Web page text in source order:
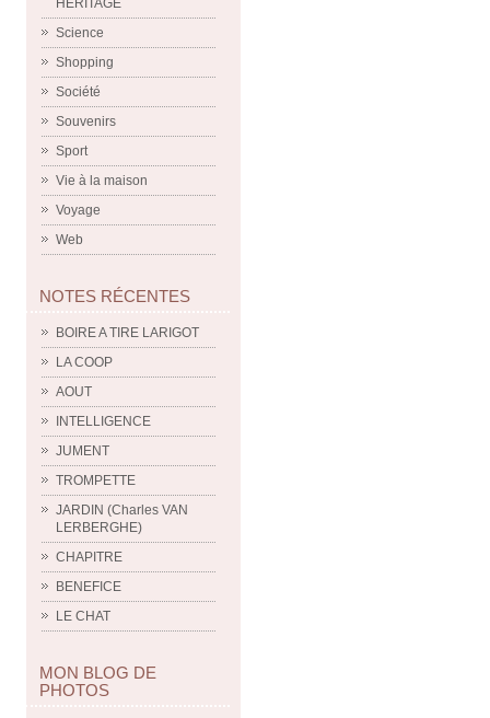
HERITAGE
Science
Shopping
Société
Souvenirs
Sport
Vie à la maison
Voyage
Web
NOTES RÉCENTES
BOIRE A TIRE LARIGOT
LA COOP
AOUT
INTELLIGENCE
JUMENT
TROMPETTE
JARDIN (Charles VAN
LERBERGHE)
CHAPITRE
BENEFICE
LE CHAT
MON BLOG DE
PHOTOS